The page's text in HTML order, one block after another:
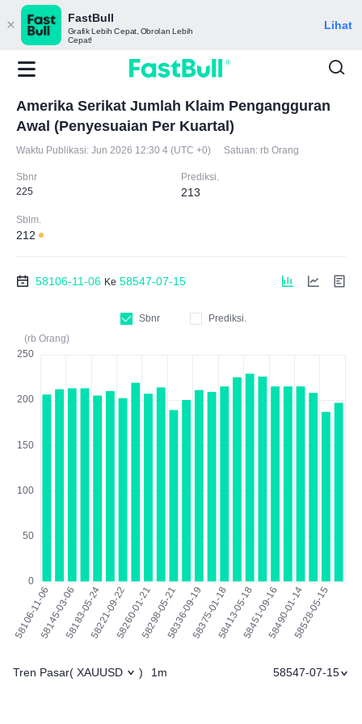
FastBull
Grafik Lebih Cepat, Obrolan Lebih
Cepat!
Lihat
Amerika Serikat Jumlah Klaim Pengangguran
Awal (Penyesuaian Per Kuartal)
Waktu Publikasi: Jun 2026 12:30 4 (UTC +0) Satuan: rb Orang
Sbnr
225
Prediksi.
213
Sblm.
212
58106-11-06 Ke 58547-07-15
Sbnr
Prediksi.
(rb Orang)
Tren Pasar( XAUUSD ) 1m 58547-07-15